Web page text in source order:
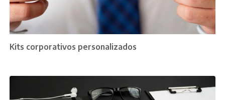
Kits corporativos personalizados